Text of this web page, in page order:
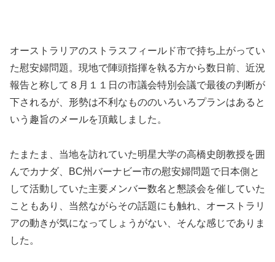
オーストラリアのストラスフィールド市で持ち上がってい
た慰安婦問題。現地で陣頭指揮を執る方から数日前、近況
報告と称して８月１１日の市議会特別会議で最後の判断が
下されるが、形勢は不利なもののいろいろプランはあると
いう趣旨のメールを頂戴しました。
たまたま、当地を訪れていた明星大学の高橋史朗教授を囲
んでカナダ、BC州バーナビー市の慰安婦問題で日本側と
して活動していた主要メンバー数名と懇談会を催していた
こともあり、当然ながらその話題にも触れ、オーストラリ
アの動きが気になってしょうがない、そんな感じでありま
した。